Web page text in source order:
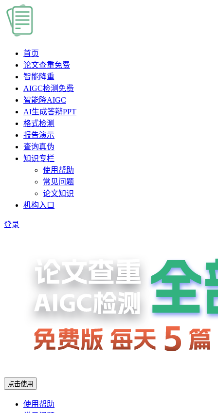
首页
论文查重免费
智能降重
AIGC检测 免费
智能降AIGC
AI生成答辩PPT
格式检测
报告演示
查询真伪
知识专栏
使用帮助
常见问题
论文知识
机构入口
登录
点击使用
使用帮助